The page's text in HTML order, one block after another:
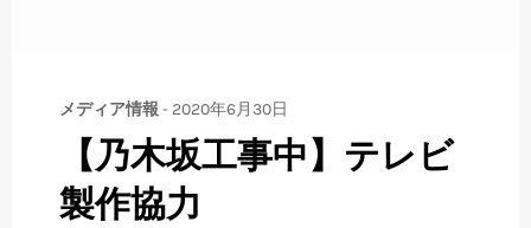
メディア情報 - 2020年6月30日
【乃木坂工事中】テレビ
製作協力